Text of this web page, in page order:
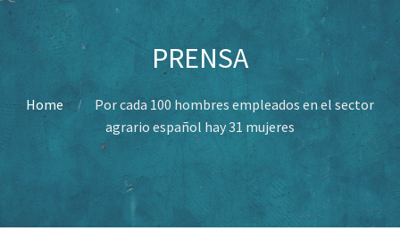
Home
Por cada 100 hombres empleados en el sector
agrario español hay 31 mujeres